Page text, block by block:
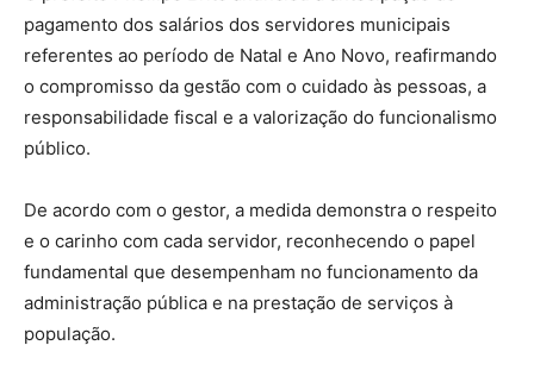
pagamento dos salários dos servidores municipais
referentes ao período de Natal e Ano Novo, reafirmando
o compromisso da gestão com o cuidado às pessoas, a
responsabilidade fiscal e a valorização do funcionalismo
público.
De acordo com o gestor, a medida demonstra o respeito
e o carinho com cada servidor, reconhecendo o papel
fundamental que desempenham no funcionamento da
administração pública e na prestação de serviços à
população.